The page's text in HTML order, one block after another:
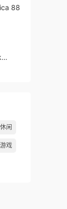
88
休闲
戏